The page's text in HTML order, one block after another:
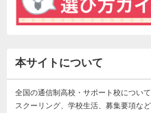
本サイトについて
全国の通信制高校・サポート校につい
スクーリング、学校生活、募集要項な